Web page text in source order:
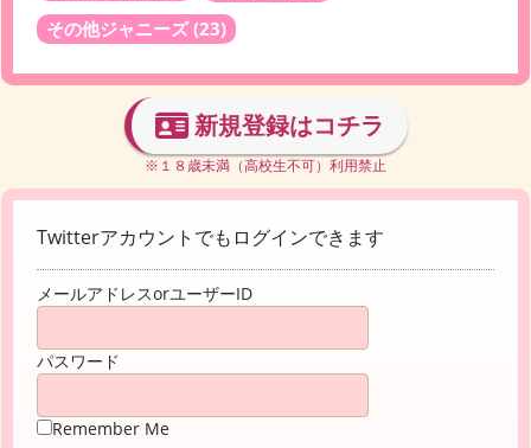
その他ジャニーズ(23)
新規登録はコチラ
※１８歳未満（高校生不可）利用禁止
Twitterアカウントでもログインできます
メールアドレスorユーザーID
パスワード
Remember Me